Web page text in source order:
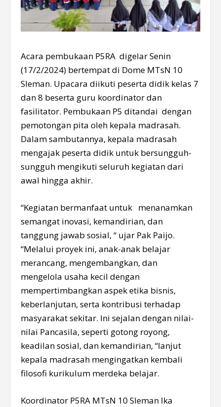
Acara pembukaan P5RA digelar Senin
(17/2/2024) bertempat di Dome MTsN 10
Sleman. Upacara diikuti peserta didik kelas 7
dan 8 beserta guru koordinator dan
fasilitator. Pembukaan P5 ditandai dengan
pemotongan pita oleh kepala madrasah.
Dalam sambutannya, kepala madrasah
mengajak peserta didik untuk bersungguh-
sungguh mengikuti seluruh kegiatan dari
awal hingga akhir.
“Kegiatan bermanfaat untuk menanamkan
semangat inovasi, kemandirian, dan
tanggung jawab sosial, “ ujar Pak Paijo.
“Melalui proyek ini, anak-anak belajar
merancang, mengembangkan, dan
mengelola usaha kecil dengan
mempertimbangkan aspek etika bisnis,
keberlanjutan, serta kontribusi terhadap
masyarakat sekitar. Ini sejalan dengan nilai-
nilai Pancasila, seperti gotong royong,
keadilan sosial, dan kemandirian, “lanjut
kepala madrasah mengingatkan kembali
filosofi kurikulum merdeka belajar.
Koordinator P5RA MTsN 10 Sleman Ika